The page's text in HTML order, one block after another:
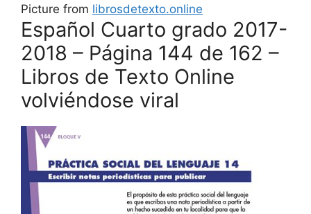
Picture from librosdetexto.online
Español Cuarto grado 2017-
2018 – Página 144 de 162 –
Libros de Texto Online
volviéndose viral